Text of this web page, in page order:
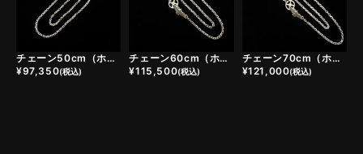
チェーン50cm（ホイール小＋イーグルヘッドフック）
¥97,350(税込)
チェーン60cm（ホイール小＋ヤングイーグルフック）
¥115,500(税込)
チェーン70cm（ホイール小＋ヤングイーグルフック）
¥121,000(税込)